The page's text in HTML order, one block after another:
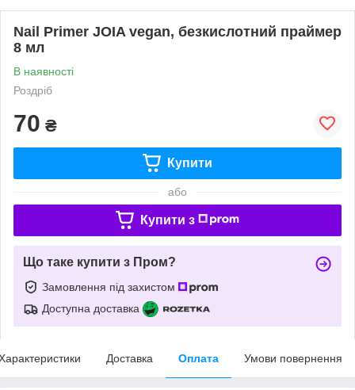
Nail Primer JOIA vegan, безкислотний праймер
8 мл
В наявності
Роздріб
70 ₴
Купити
або
Купити з
Що таке купити з Пром?
Замовлення під захистом
Доступна доставка
Доставка Оплата Умови повернення